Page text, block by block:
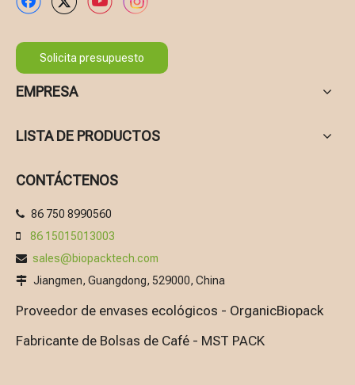
Solicita presupuesto
EMPRESA
LISTA DE PRODUCTOS
CONTÁCTENOS
 86 750 8990560
 86 15015013003
 sales@biopacktech.com
 Jiangmen, Guangdong, 529000, China
Proveedor de envases ecológicos - OrganicBiopack
Fabricante de Bolsas de Café - MST PACK